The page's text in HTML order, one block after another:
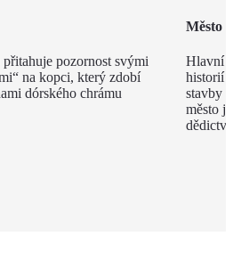
pozornost svými
na kopci, který zdobí
dórského chrámu
Město
Hlavní
historií
stavby
město